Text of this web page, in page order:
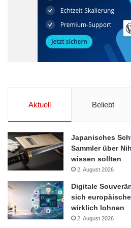
Balkanmarkt Bode
Bodo Möller Chemie
Aktuell Beliebt
Japanisches
Sammler über
wissen sollten
2. August 2026
Digitale
sich
wirklich lohnen
2. August 2026